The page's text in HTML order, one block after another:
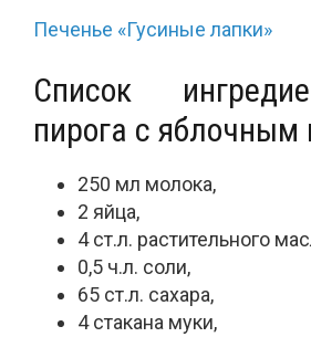
Печенье «Гусиные лапки»
Список
пирога с яблочным
250 мл молока,
2 яйца,
4 ст.л. растительного
0,5 ч.л. соли,
65 ст.л. сахара,
4 стакана муки,